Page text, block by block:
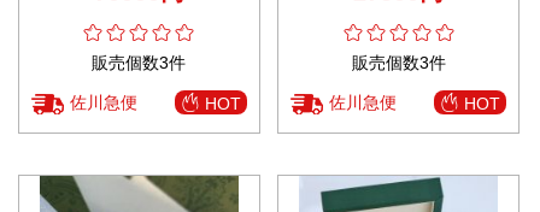
販売個数3件
佐川急便 HOT
販売個数3件
佐川急便 HOT